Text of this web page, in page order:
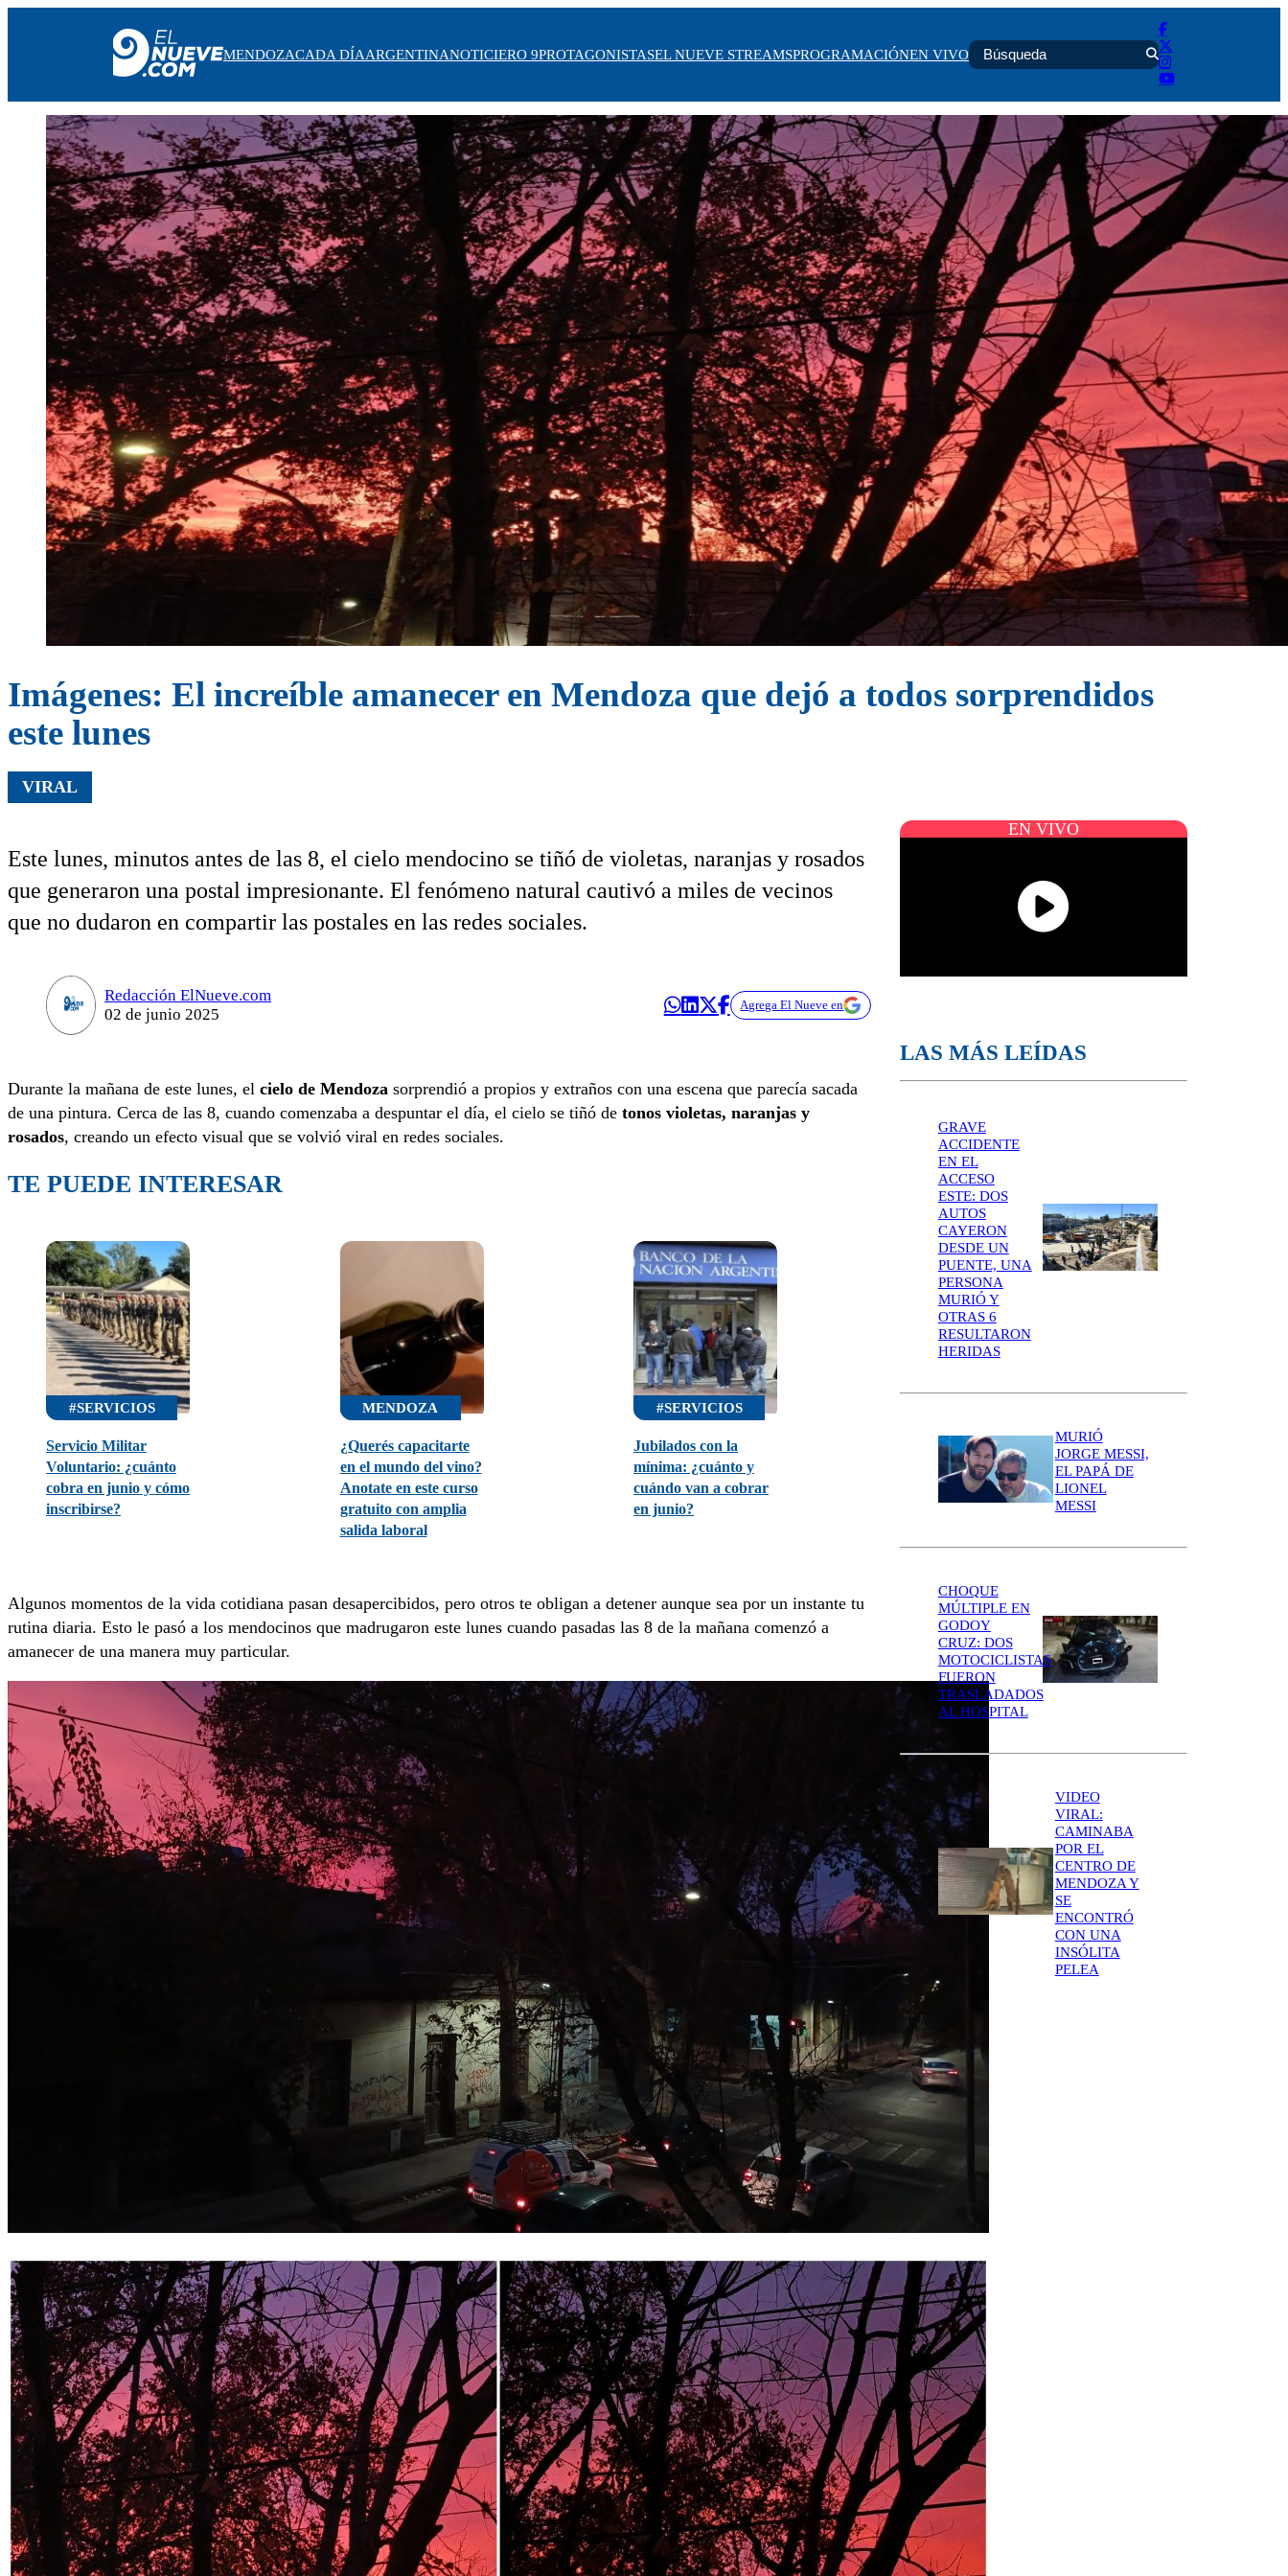
MENDOZA
CADA DÍA
ARGENTINA
NOTICIERO 9
PROTAGONISTAS
EL NUEVE STREAMS
PROGRAMACIÓN
EN VIVO
MENDOZACADA DÍAARGENTINANOTICIERO 9PROTAGONISTASEL NUEVE STREAMSPROGRAMACIÓNEN VIVO
Imágenes: El increíble amanecer en Mendoza que dejó a todos sorprendidos
este lunes
VIRAL
Este lunes, minutos antes de las 8, el cielo mendocino se tiñó de violetas, naranjas y rosados
que generaron una postal impresionante. El fenómeno natural cautivó a miles de vecinos
que no dudaron en compartir las postales en las redes sociales.
Redacción ElNueve.com
02 de junio 2025
Agrega El Nueve en
Durante la mañana de este lunes, el cielo de Mendoza sorprendió a propios y extraños con una escena que parecía sacada
de una pintura. Cerca de las 8, cuando comenzaba a despuntar el día, el cielo se tiñó de tonos violetas, naranjas y
rosados, creando un efecto visual que se volvió viral en redes sociales.
TE PUEDE INTERESAR
#SERVICIOS
Servicio Militar
Voluntario: ¿cuánto
cobra en junio y cómo
inscribirse?
MENDOZA
¿Querés capacitarte
en el mundo del vino?
Anotate en este curso
gratuito con amplia
salida laboral
#SERVICIOS
Jubilados con la
mínima: ¿cuánto y
cuándo van a cobrar
en junio?
Algunos momentos de la vida cotidiana pasan desapercibidos, pero otros te obligan a detener aunque sea por un instante tu
rutina diaria. Esto le pasó a los mendocinos que madrugaron este lunes cuando pasadas las 8 de la mañana comenzó a
amanecer de una manera muy particular.
EN VIVO
LAS MÁS LEÍDAS
GRAVE
ACCIDENTE
EN EL
ACCESO
ESTE: DOS
AUTOS
CAYERON
DESDE UN
PUENTE, UNA
PERSONA
MURIÓ Y
OTRAS 6
RESULTARON
HERIDAS
MURIÓ
JORGE MESSI,
EL PAPÁ DE
LIONEL
MESSI
CHOQUE
MÚLTIPLE EN
GODOY
CRUZ: DOS
MOTOCICLISTAS
FUERON
TRASLADADOS
AL HOSPITAL
VIDEO
VIRAL:
CAMINABA
POR EL
CENTRO DE
MENDOZA Y
SE
ENCONTRÓ
CON UNA
INSÓLITA
PELEA